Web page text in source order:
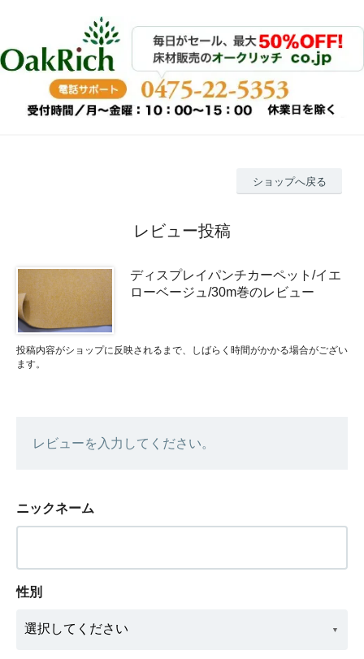
ショップへ戻る
レビュー投稿
ディスプレイパンチカーペット/イエ
ローベージュ/30m巻のレビュー
投稿内容がショップに反映されるまで、しばらく時間がかかる場合がござい
ます。
レビューを入力してください。
ニックネーム
性別